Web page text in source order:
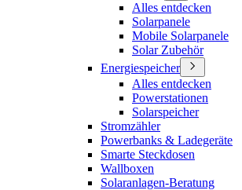
Alles entdecken
Solarpanele
Mobile Solarpanele
Solar Zubehör
Energiespeicher
Alles entdecken
Powerstationen
Solarspeicher
Stromzähler
Powerbanks & Ladegeräte
Smarte Steckdosen
Wallboxen
Solaranlagen-Beratung